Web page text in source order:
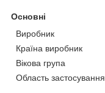
Основні
Виробник
Країна виробник
Вікова група
Область застосування